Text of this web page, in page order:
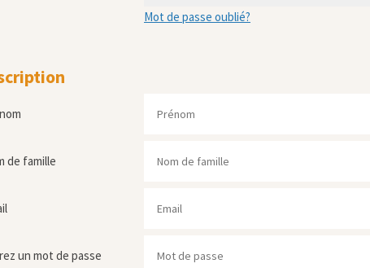
Mot de passe oublié?
de famille
un mot de passe